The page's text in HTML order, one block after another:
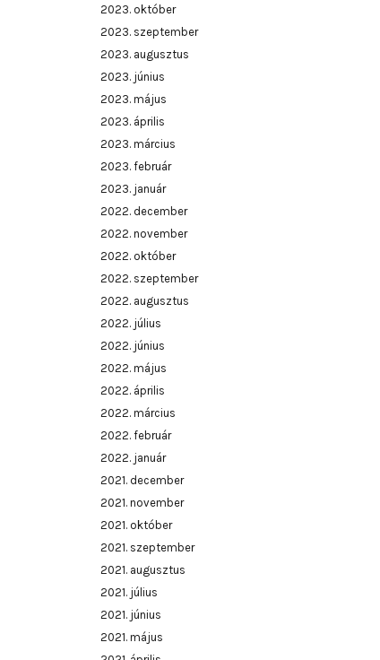
2023. október
2023. szeptember
2023. augusztus
2023. június
2023. május
2023. április
2023. március
2023. február
2023. január
2022. december
2022. november
2022. október
2022. szeptember
2022. augusztus
2022. július
2022. június
2022. május
2022. április
2022. március
2022. február
2022. január
2021. december
2021. november
2021. október
2021. szeptember
2021. augusztus
2021. július
2021. június
2021. május